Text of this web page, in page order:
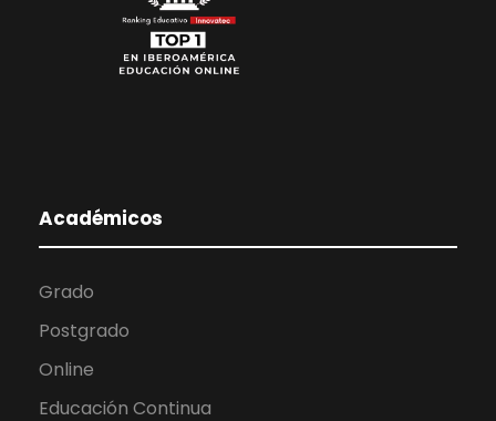
Académicos
Grado
Postgrado
Online
Educación Continua